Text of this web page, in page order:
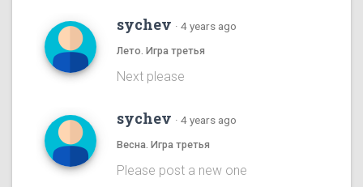
sychev · 4 years ago
Лето. Игра третья
Next please
sychev · 4 years ago
Весна. Игра третья
Please post a new one